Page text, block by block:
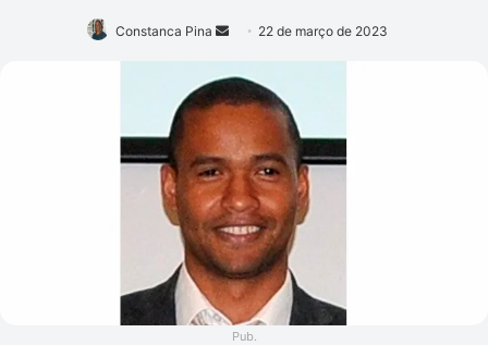
Constanca Pina
Mande
e-
mail
22 de março de 2023
Pub.